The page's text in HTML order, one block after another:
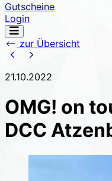
Gutscheine
Login
Navigation
öffnenzur Übersicht
21.10.2022
OMG! on
DCC